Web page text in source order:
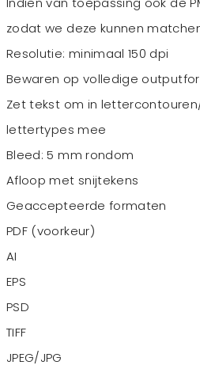
zodat we deze kunnen
Resolutie: minimaal 150 dpi
Bewaren op volledige
Zet tekst om in
lettertypes mee
Bleed: 5 mm rondom
Afloop met snijtekens
Geaccepteerde formaten
PDF (voorkeur)
AI
EPS
PSD
TIFF
JPEG/JPG